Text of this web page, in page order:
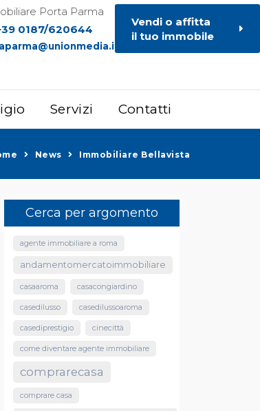
Porta Parma
0187/620644
Vendi o affitta
il tuo immobile
Servizi Contatti
News Immobiliare Bellavista
Cerca per argomento
agente immobiliare a roma
andamentomercatoimmobiliare
casaaroma casacongiardino
casedilusso casedilussoaroma
casediprestigio cinecittà
come diventare agente immobiliare
comprarecasa
comprare casa